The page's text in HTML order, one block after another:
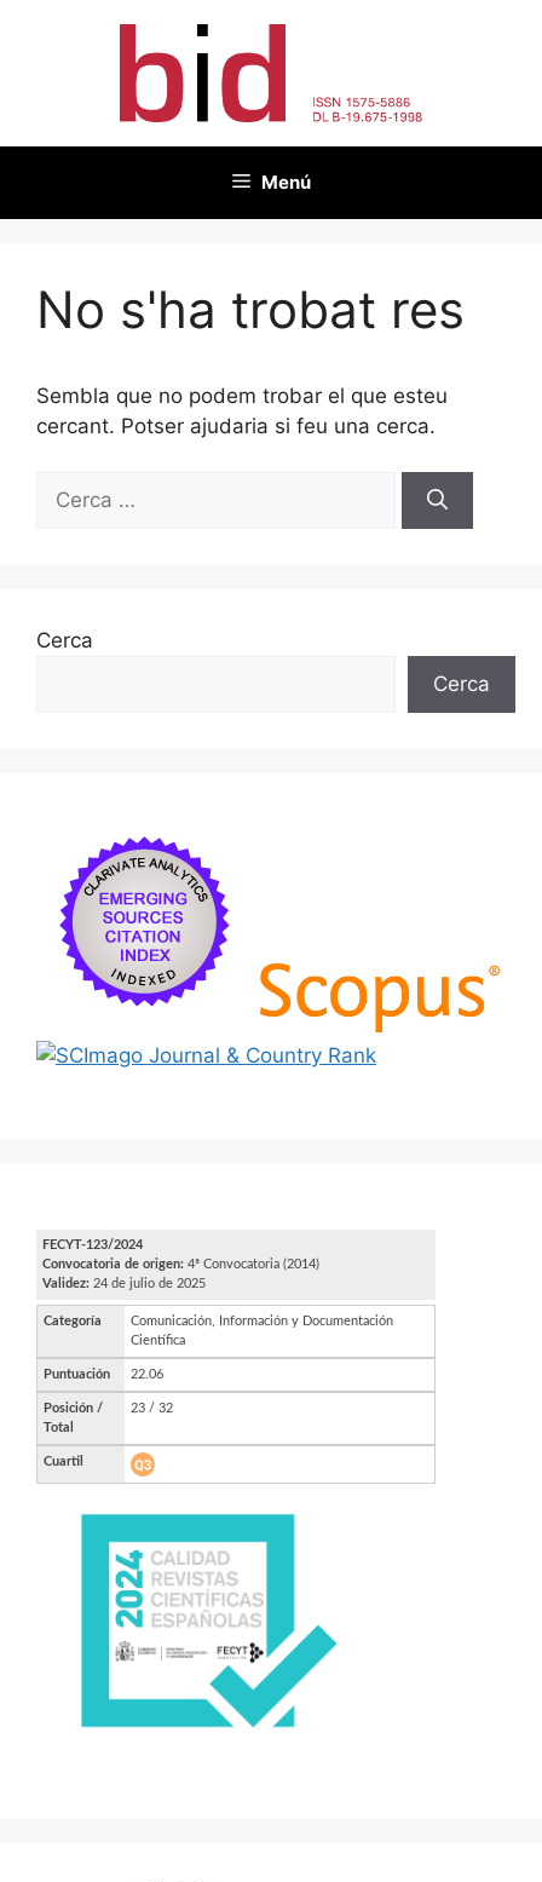
Menú
No s'ha trobat res
Sembla que no podem trobar el que esteu
cercant. Potser ajudaria si feu una cerca.
Cerca:
Cerca
Cerca